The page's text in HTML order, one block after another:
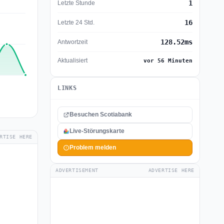
HERE
Letzte Stunde 1
Letzte 24 Std. 16
Antwortzeit 128.52ms
Aktualisiert vor 56 Minuten
LINKS
Besuchen Scotiabank
Live-Störungskarte
Problem melden
ADVERTISEMENT ADVERTISE HERE